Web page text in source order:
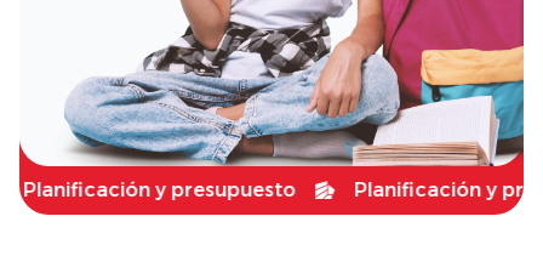
y presupuesto Planificación y